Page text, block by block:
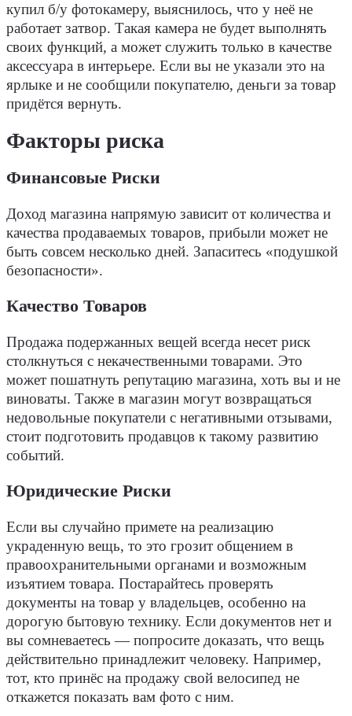
купил б/у фотокамеру, выяснилось, что у неё не
работает затвор. Такая камера не будет выполнять
своих функций, а может служить только в качестве
аксессуара в интерьере. Если вы не указали это на
ярлыке и не сообщили покупателю, деньги за товар
придётся вернуть.
Факторы риска
Финансовые Риски
Доход магазина напрямую зависит от количества и
качества продаваемых товаров, прибыли может не
быть совсем несколько дней. Запаситесь «подушкой
безопасности».
Качество Товаров
Продажа подержанных вещей всегда несет риск
столкнуться с некачественными товарами. Это
может пошатнуть репутацию магазина, хоть вы и не
виноваты. Также в магазин могут возвращаться
недовольные покупатели с негативными отзывами,
стоит подготовить продавцов к такому развитию
событий.
Юридические Риски
Если вы случайно примете на реализацию
украденную вещь, то это грозит общением в
правоохранительными органами и возможным
изъятием товара. Постарайтесь проверять
документы на товар у владельцев, особенно на
дорогую бытовую технику. Если документов нет и
вы сомневаетесь — попросите доказать, что вещь
действительно принадлежит человеку. Например,
тот, кто принёс на продажу свой велосипед не
откажется показать вам фото с ним.